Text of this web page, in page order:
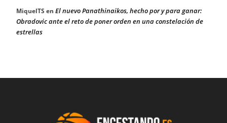
MiquelTS en El nuevo Panathinaikos, hecho por y para ganar:
Obradovic ante el reto de poner orden en una constelación de
estrellas